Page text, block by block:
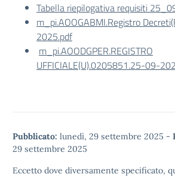
Tabella riepilogativa requisiti
m_pi.AOOGABMI.Registro
2025.pdf
m_pi.AOODGPER.REGISTRO
UFFICIALE(U).0205851.25-09-
Pubblicato: lunedì, 29 settembre 2025 -
29 settembre 2025
Eccetto dove diversamente specificato,